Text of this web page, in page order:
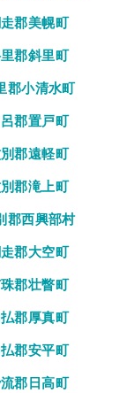
郡美幌町
郡斜里町
郡小清水町
郡置戸町
郡遠軽町
郡滝上町
郡西興部村
郡大空町
郡壮瞥町
郡厚真町
郡安平町
郡日高町